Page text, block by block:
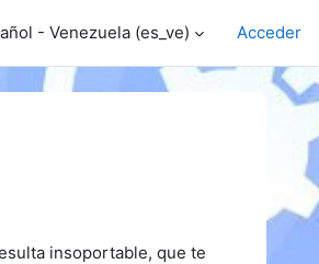
- Venezuela ‎(es_ve)‎ Acceder
insoportable, que te